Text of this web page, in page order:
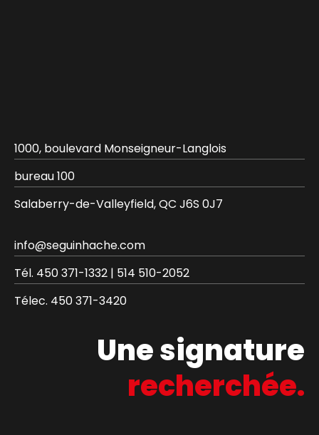
1000, boulevard Monseigneur-Langlois
bureau 100
Salaberry-de-Valleyfield, QC J6S 0J7
info@seguinhache.com
Tél. 450 371-1332 | 514 510-2052
Télec. 450 371-3420
Une signature
recherchée.